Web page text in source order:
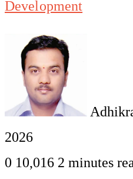
Development
2026
0 10,016 2 minutes